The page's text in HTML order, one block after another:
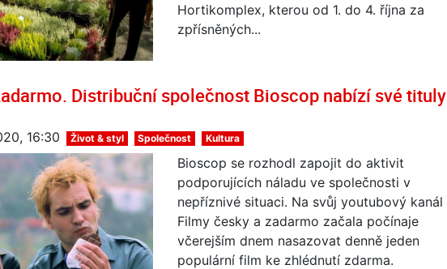
Hortikomplex, kterou od 1. do 4. října za
zpřísněných...
Distribuční společnost Bioscop nabízí své tituly
16:30 Život & styl Společnost Kultura
Bioscop se rozhodl zapojit do aktivit
podporujících náladu ve společnosti v
nepříznivé situaci. Na svůj youtubový kanál
Filmy česky a zadarmo začala počínaje
včerejším dnem nasazovat denně jeden
populární film ke zhlédnutí zdarma.